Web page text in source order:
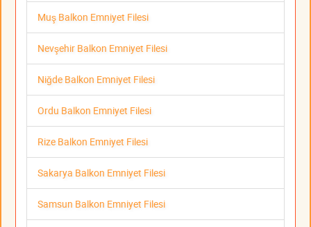
Muş Balkon Emniyet Filesi
Nevşehir Balkon Emniyet Filesi
Niğde Balkon Emniyet Filesi
Ordu Balkon Emniyet Filesi
Rize Balkon Emniyet Filesi
Sakarya Balkon Emniyet Filesi
Samsun Balkon Emniyet Filesi